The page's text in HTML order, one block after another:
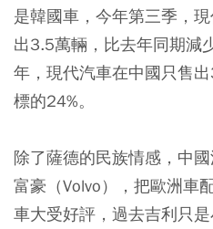
是韓國車，今年第三季，
出3.5萬輛，比去年同期減
年，現代汽車在中國只售
標的24%。
除了薩德的民族情感，中
富豪（Volvo），把歐洲車
車大受好評，過去吉利只